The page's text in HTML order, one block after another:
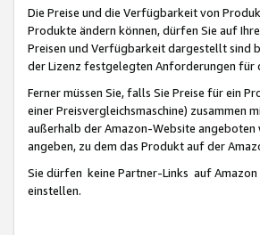
Die Preise und die Verfügbarkeit von
Produkte ändern können, dürfen Sie auf
Preisen und Verfügbarkeit dargestellt sind
der Lizenz festgelegten Anforderungen für
Ferner müssen Sie, falls Sie Preise für ein
einer Preisvergleichsmaschine) zusammen
außerhalb der Amazon-Website angeboten
angeben, zu dem das Produkt auf der
Sie dürfen keine Partner-Links auf
einstellen.